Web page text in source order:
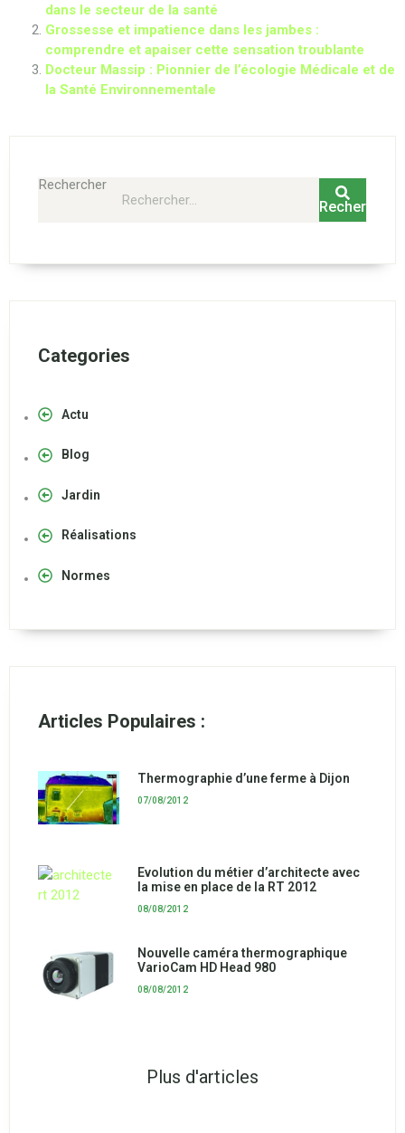
dans le secteur de la santé
Grossesse et impatience dans les jambes :
comprendre et apaiser cette sensation troublante
Docteur Massip : Pionnier de l’écologie Médicale et de
la Santé Environnementale
Rechercher
Rechercher
Categories
Actu
Blog
Jardin
Réalisations
Normes
Articles Populaires :
Thermographie d’une ferme à Dijon
07/08/2012
Evolution du métier d’architecte avec
la mise en place de la RT 2012
08/08/2012
Nouvelle caméra thermographique
VarioCam HD Head 980
08/08/2012
Plus d'articles